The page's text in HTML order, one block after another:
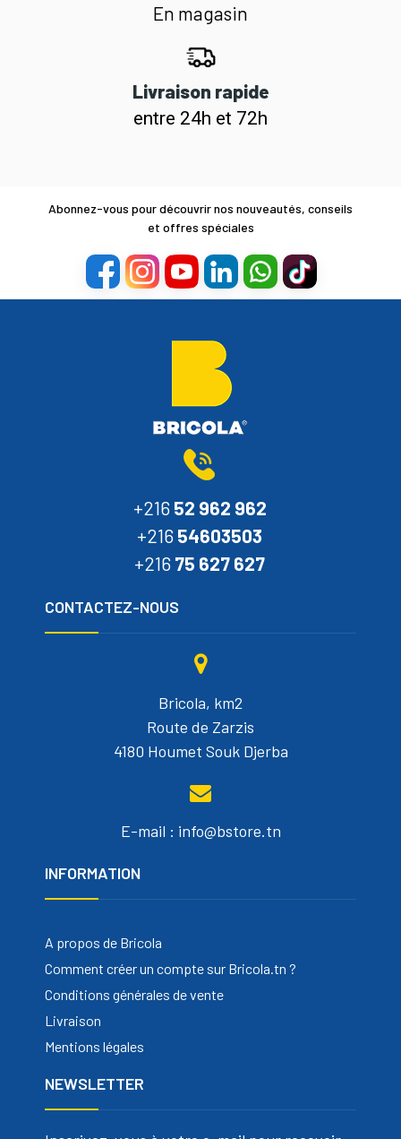
En magasin
Livraison rapide
entre 24h et 72h
Abonnez-vous pour découvrir nos nouveautés, conseils
et offres spéciales
+216 52 962 962
+216 54603503
+216 75 627 627
CONTACTEZ-NOUS
Bricola, km2
Route de Zarzis
4180 Houmet Souk Djerba
E-mail : info@bstore.tn
INFORMATION
A propos de Bricola
Comment créer un compte sur Bricola.tn ?
Conditions générales de vente
Livraison
Mentions légales
NEWSLETTER